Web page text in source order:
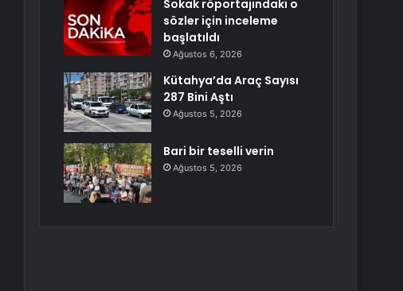
Sokak röportajındaki o
sözler için inceleme
başlatıldı
Ağustos 6, 2026
Kütahya’da Araç Sayısı
287 Bini Aştı
Ağustos 5, 2026
Bari bir teselli verin
Ağustos 5, 2026